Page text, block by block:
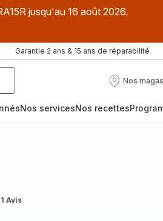
jusqu'au 16 août 2026.
Garantie 2 ans & 15 ans de réparabilité
Nos
Nos
Nos servicesNos recettes
1 Avis